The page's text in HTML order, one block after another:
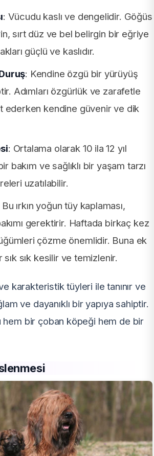
: Vücudu kaslı ve dengelidir. Göğüs
sırt düz ve bel belirgin bir eğriye
güçlü ve kaslıdır.
: Kendine özgü bir yürüyüş
Adımları özgürlük ve zarafetle
ederken kendine güvenir ve dik
: Ortalama olarak 10 ila 12 yıl
bakım ve sağlıklı bir yaşam tarzı
uzatılabilir.
Bu ırkın yoğun tüy kaplaması,
gerektirir. Haftada birkaç kez
çözme önemlidir. Buna ek
sık kesilir ve temizlenir.
karakteristik tüyleri ile tanınır ve
ve dayanıklı bir yapıya sahiptir.
hem bir çoban köpeği hem de bir